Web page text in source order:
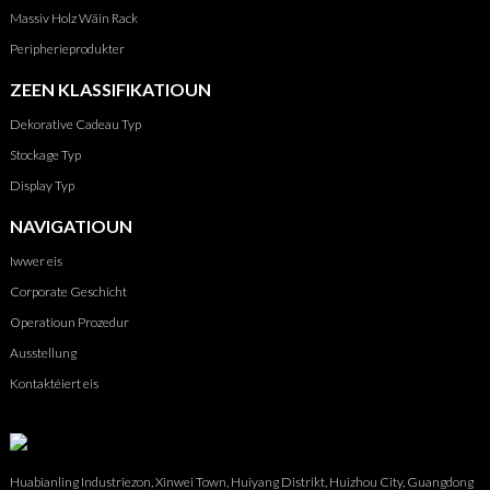
Massiv Holz Wäin Rack
Peripherieprodukter
ZEEN KLASSIFIKATIOUN
Dekorative Cadeau Typ
Stockage Typ
Display Typ
NAVIGATIOUN
Iwwer eis
Corporate Geschicht
Operatioun Prozedur
Ausstellung
Kontaktéiert eis
Huabianling Industriezon, Xinwei Town, Huiyang Distrikt, Huizhou City, Guangdong